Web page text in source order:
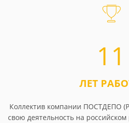
11
ЛЕТ
Коллектив компании ПОСТДЕПО
свою деятельность на